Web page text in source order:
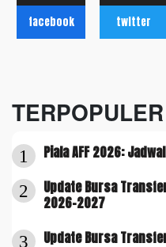
facebook twitter
TERPOPULER
1 Piala AFF 2026:
2
Update Bursa
2026-2027
3 Update Bursa